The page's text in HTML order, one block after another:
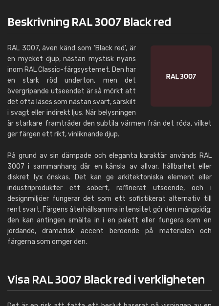
Beskrivning RAL 3007 Black red
RAL 3007, även känd som 'Black red', är
en mycket djup, nästan mystisk nyans
inom RAL Classic-färgsystemet. Den har
en stark röd underton, men det
övergripande utseendet är så mörkt att
det ofta läses som nästan svart, särskilt
i svagt eller indirekt ljus. När belysningen
är starkare framträder den subtila värmen från det röda, vilket
ger färgen ett rikt, vinliknande djup.
På grund av sin dämpade och eleganta karaktär används RAL
3007 i sammanhang där en känsla av allvar, hållbarhet eller
diskret lyx önskas. Det kan ge arkitektoniska element eller
industriprodukter ett sobert, raffinerat utseende, och i
designmiljöer fungerar det som ett sofistikerat alternativ till
rent svart. Färgens återhållsamma intensitet gör den mångsidig:
den kan antingen smälta in i en palett eller fungera som en
jordande, dramatisk accent beroende på materialen och
färgerna som omger den.
Visa RAL 3007 Black red i verkligheten